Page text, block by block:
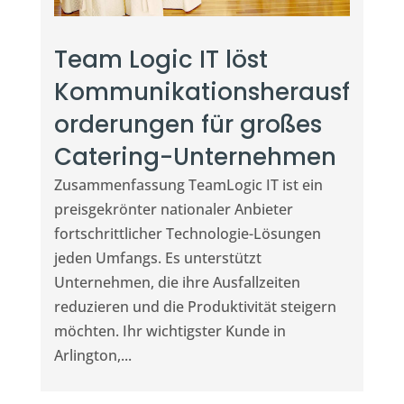
Team Logic IT löst
Kommunikationsherausf
orderungen für großes
Catering-Unternehmen
Zusammenfassung TeamLogic IT ist ein
preisgekrönter nationaler Anbieter
fortschrittlicher Technologie-Lösungen
jeden Umfangs. Es unterstützt
Unternehmen, die ihre Ausfallzeiten
reduzieren und die Produktivität steigern
möchten. Ihr wichtigster Kunde in
Arlington,...